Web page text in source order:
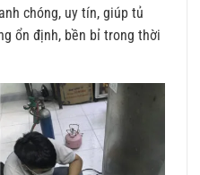
chóng, uy tín, giúp tủ
ổn định, bền bỉ trong thời